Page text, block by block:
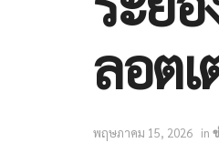
ลอตเ
พฤษภาคม 15, 2026 in